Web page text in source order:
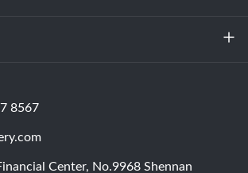
Serverraum
8567
Center, No.9968 Shennan